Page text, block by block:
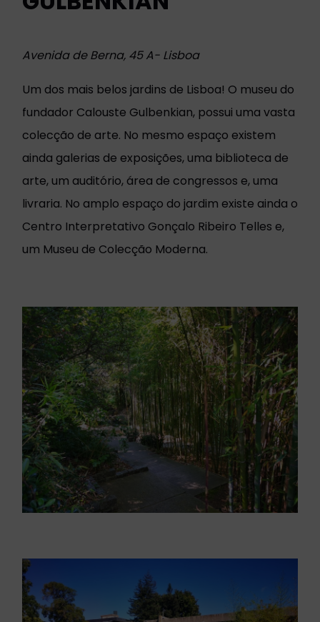
Avenida de Berna, 45 A- Lisboa
Um dos mais belos jardins de Lisboa! O museu do
fundador Calouste Gulbenkian, possui uma vasta
colecção de arte. No mesmo espaço existem
ainda galerias de exposições, uma biblioteca de
arte, um auditório, área de congressos e, uma
livraria. No amplo espaço do jardim existe ainda o
Centro Interpretativo Gonçalo Ribeiro Telles e,
um Museu de Colecção Moderna.